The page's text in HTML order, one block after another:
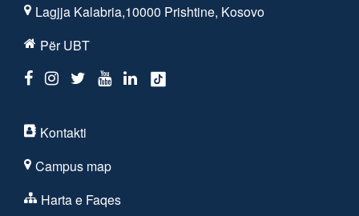
Lagjja Kalabria,10000 Prishtine, Kosovo
Për UBT
Kontakti
Campus map
Harta e Faqes